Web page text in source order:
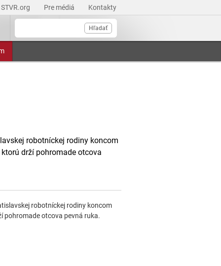
STVR.org Pre médiá Kontakty
Hľadať
robotníckej rodiny koncom
drží pohromade otcova
robotníckej rodiny koncom
pohromade otcova pevná ruka.